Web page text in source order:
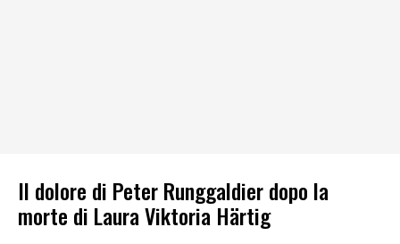
Il dolore di Peter Runggaldier dopo la
morte di Laura Viktoria Härtig